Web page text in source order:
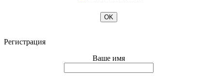
OK
Регистрация
Ваше имя